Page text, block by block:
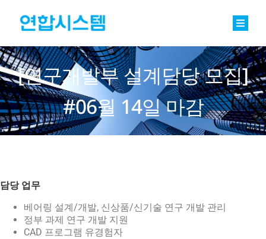
content
Toggle
정밀기계부품
베어링
바로팩토리 Basic
회사소개
[연구개발부 설계담당 모집]
#06월 14일 마감
담당 업무
베어링 설계/개발, 신상품/신기술 연구 개발 관리
정부 과제 연구 개발 지원
CAD 프로그램 유경험자